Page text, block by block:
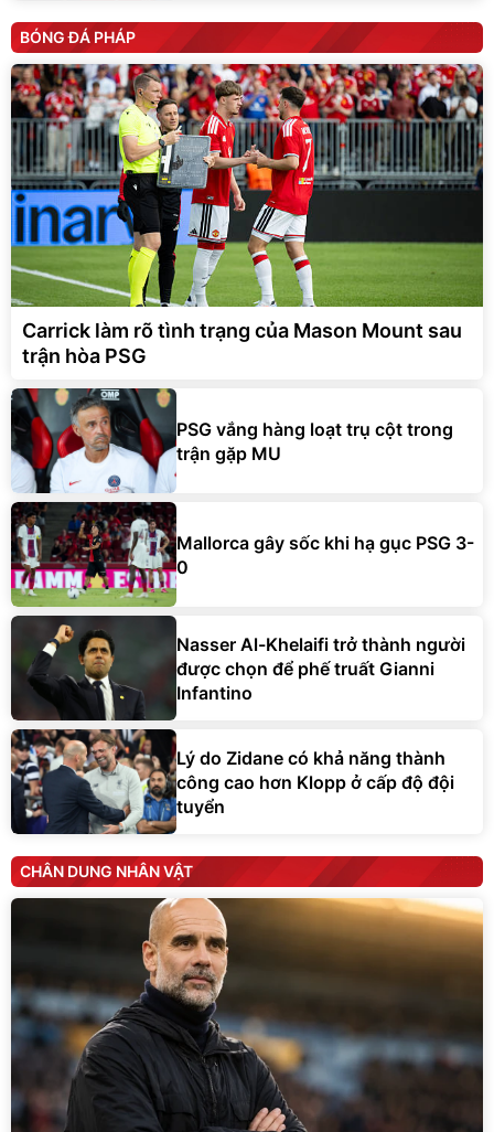
BÓNG ĐÁ PHÁP
Carrick làm rõ tình trạng của Mason Mount sau
trận hòa PSG
PSG vắng hàng loạt trụ cột trong
trận gặp MU
Mallorca gây sốc khi hạ gục PSG 3-
0
Nasser Al-Khelaifi trở thành người
được chọn để phế truất Gianni
Infantino
Lý do Zidane có khả năng thành
công cao hơn Klopp ở cấp độ đội
tuyển
CHÂN DUNG NHÂN VẬT